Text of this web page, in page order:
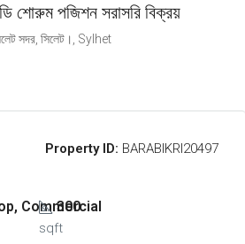
শোরুম পজিশন সরাসরি বিক্রয়
সদর, সিলেট।, Sylhet
Property ID: BARABIKRI20497
Commercial
300
sqft